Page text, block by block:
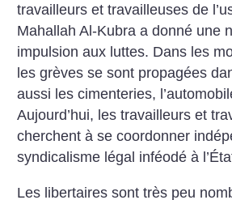
travailleurs et travailleuses de
Mahallah Al-Kubra a donné une
impulsion aux luttes. Dans les
les grèves se sont propagées
aussi les cimenteries,
Aujourd’hui, les travailleurs et
cherchent à se coordonner
syndicalisme légal inféodé à
Les libertaires sont très peu